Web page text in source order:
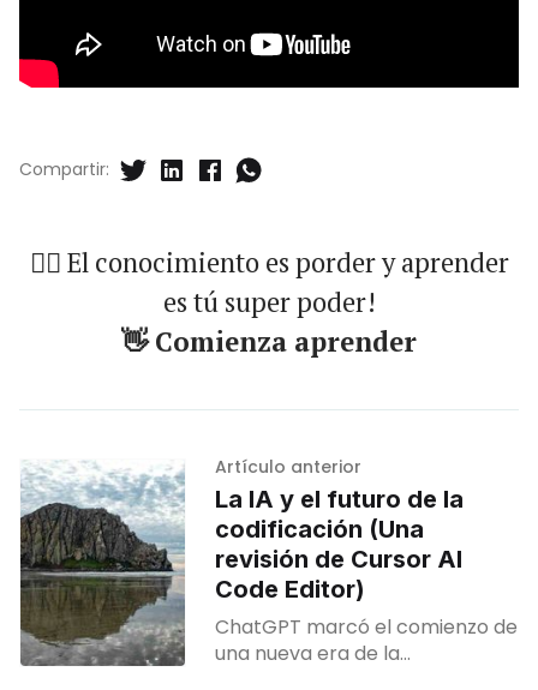
Compartir:
🐱‍🏍 El conocimiento es porder y aprender
es tú super poder!
👋 Comienza aprender
Artículo anterior
La IA y el futuro de la
codificación (Una
revisión de Cursor AI
Code Editor)
ChatGPT marcó el comienzo de
una nueva era de la